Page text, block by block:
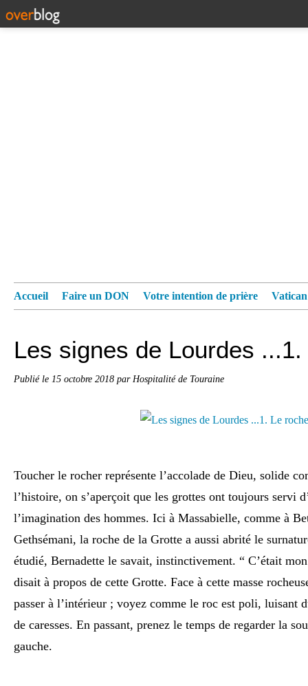
Accueil Faire un DON Votre intention de prière
Les signes de Lourdes
Publié le 15 octobre 2018 par Hospitalité de Touraine
Toucher le rocher représente l’accolade de Dieu, solide
l’histoire, on s’aperçoit que les grottes ont toujours servi
l’imagination des hommes. Ici à Massabielle, comme à
Gethsémani, la roche de la Grotte a aussi abrité le
étudié, Bernadette le savait, instinctivement. “ C’était
disait à propos de cette Grotte. Face à cette masse
passer à l’intérieur ; voyez comme le roc est poli, luisant
de caresses. En passant, prenez le temps de regarder la
gauche.